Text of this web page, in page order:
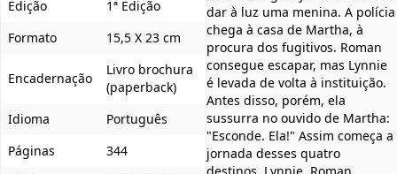
Edição
1ª Edição
Formato
15,5 X 23 cm
Encadernação
Livro brochura
(paperback)
Idioma
Português
Páginas
344
dar à luz uma menina. A polícia
chega à casa de Martha, à
procura dos fugitivos. Roman
consegue escapar, mas Lynnie
é levada de volta à instituição.
Antes disso, porém, ela
sussurra no ouvido de Martha:
"Esconde. Ela!" Assim começa a
jornada desses quatro
destinos, Lynnie, Roman,